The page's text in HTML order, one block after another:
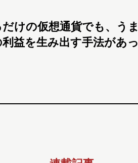
だけの仮想通貨でも、うま
益を生み出す手法があっ